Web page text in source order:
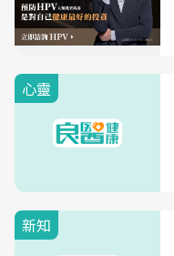
心靈
新知